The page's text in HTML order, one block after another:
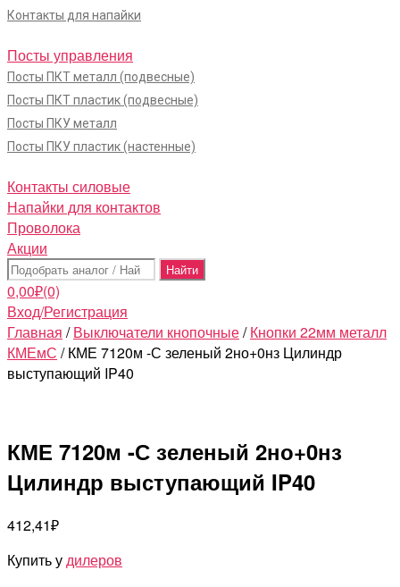
Контакты для напайки
Посты управления
Посты ПКТ металл (подвесные)
Посты ПКТ пластик (подвесные)
Посты ПКУ металл
Посты ПКУ пластик (настенные)
Контакты силовые
Напайки для контактов
Проволока
Акции
Поиск:
0,00₽(0)
Вход/Регистрация
Главная /Выключатели кнопочные/Кнопки 22мм металл
КМЕмС / КМЕ 7120м -С зеленый 2но+0нз Цилиндр
выступающий IP40
КМЕ 7120м -С зеленый 2но+0нз
Цилиндр выступающий IP40
412,41₽
Купить удилеров